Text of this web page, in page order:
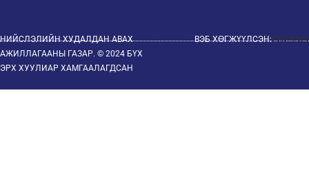
НИЙСЛЭЛИЙН ХУДАЛДАН АВАХ
АЖИЛЛАГААНЫ ГАЗАР. © 2024 БҮХ
ЭРХ ХУУЛИАР ХАМГААЛАГДСАН
ВЭБ ХӨГЖҮҮЛСЭН:EWEB.MN